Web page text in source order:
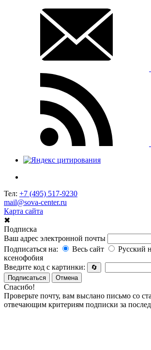
Тел: +7 (495) 517-9230
mail@sova-center.ru
Карта сайта
✖
Подписка
Ваш адрес электронной почты
Подписаться на:
Весь сайт
Русский
ксенофобия
Введите код с картинки:
🔄
Подписаться
Отмена
Спасибо!
Проверьте почту, вам выслано письмо со
отвечающим критериям подписки за